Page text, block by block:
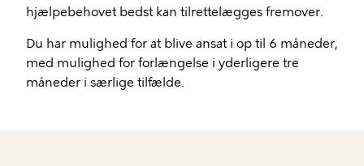
hjælpebehovet bedst kan tilrettelægges fremover.
Du har mulighed for at blive ansat i op til 6 måneder,
med mulighed for forlængelse i yderligere tre
måneder i særlige tilfælde.